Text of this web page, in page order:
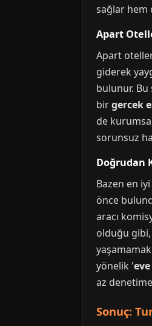
sağlar hem
Apart
Apart
giderek
bulunur.
birgercek
de
sorunsuz
Doğrudan
Bazen en
önce
aracı
olduğu
yönelik '
az
Sonuç: